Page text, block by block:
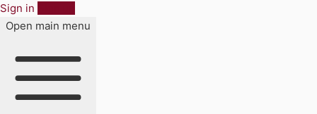
Sign in
Open main menu